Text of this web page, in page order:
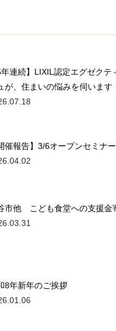
年連続】LIXIL認定エグゼクテ
が、住まいの悩みを伺います
催報告】3/6オープンセミナー
市他 こども食堂への支援金
8年新年のご挨拶